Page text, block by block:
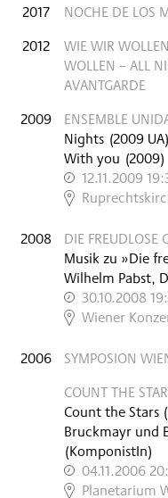
2017
NOCHE DE LOS
2012
WIE WIR
WOLLEN – ALL
AVANTGARDE
2009
ENSEMBLE
Nights (2009 UA)
With you (2009)
12.11.2009
,
2008
DIE FREUDLOSE
Musik zu »Die
Wilhelm Pabst,
30.10.2008
,
Wiener
2006
SYMPOSION
COUNT THE
Count the Stars
Bruckmayr und
(KomponistIn)
04.11.2006
,
Planetarium